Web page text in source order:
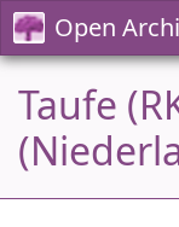
Open
Taufe